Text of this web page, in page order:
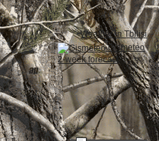
Weather in Tbilisi
Gismeteo
2-week forecast